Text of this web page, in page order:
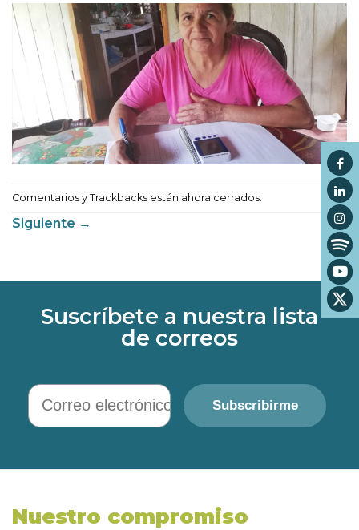
Comentarios y Trackbacks están ahora cerrados.
Siguiente →
Suscríbete a nuestra lista
de correos
Correo electrónico
Subscribirme
Nuestro compromiso